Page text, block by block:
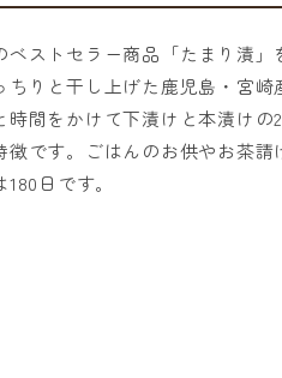
ベストセラー商品「たまり漬」
ちりと干し上げた鹿児島・宮
時間をかけて下漬けと本漬け
徴です。ごはんのお供やお茶
日です。